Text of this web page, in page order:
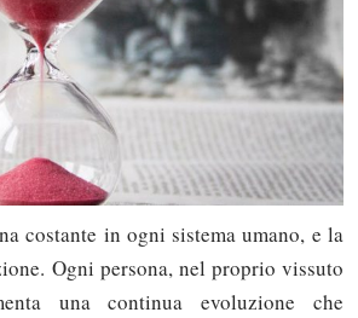
costante in ogni sistema umano, e la
Ogni persona, nel proprio vissuto
una continua evoluzione che